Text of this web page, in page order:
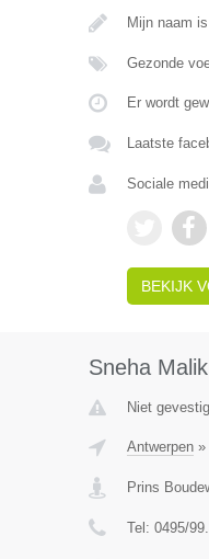
Mijn naam
Gezonde
Er wordt
Laatste
Sociale
BEKIJK
Sneha Malik
Niet
Antwerpen»
Prins
Tel: 0495/